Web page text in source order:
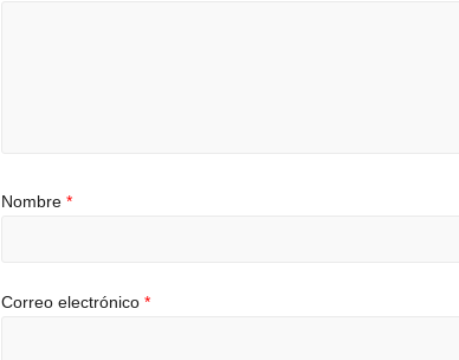
Nombre*
Correo electrónico*